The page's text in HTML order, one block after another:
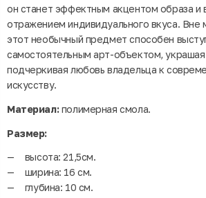
он станет эффектным акцентом образа и
отражением индивидуального вкуса. Вне
этот необычный предмет способен
самостоятельным арт-объектом, украшая
подчеркивая любовь владельца к
искусству.
Материал:полимерная смола.
Размер:
высота: 21,5см.
ширина: 16 см.
глубина: 10 см.